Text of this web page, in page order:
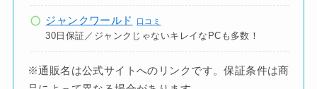
ジャンクワールド 口コミ
30日保証／ジャンクじゃないキレイなPCも多数！
※通販名は公式サイトへのリンクです。保証条件は商